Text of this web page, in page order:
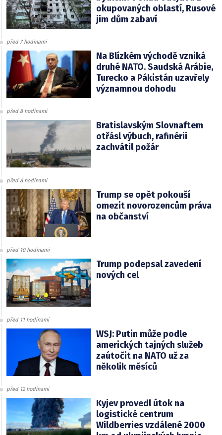
okupovaných oblastí, Rusové
jim dům zabaví
před 7 hodinami
Na Blízkém východě vzniká
druhé NATO. Saudská Arábie,
Turecko a Pákistán uzavřely
významnou dohodu
před 8 hodinami
Bratislavským Slovnaftem
otřásl výbuch, rafinérii
zachvátil požár
před 8 hodinami
Trump se opět pokouší
omezit novorozencům práva
na občanství
před 10 hodinami
Trump podepsal zavedení
nových cel
před 11 hodinami
WSJ: Putin může podle
amerických tajných služeb
zaútočit na NATO už za
několik měsíců
před 12 hodinami
Kyjev provedl útok na
logistické centrum
Wildberries vzdálené 2000